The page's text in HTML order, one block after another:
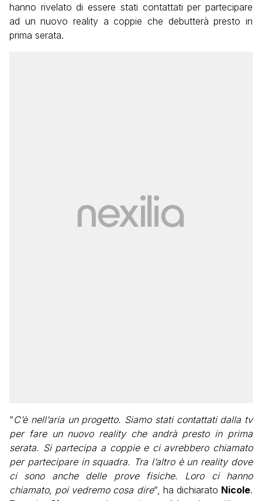
hanno rivelato di essere stati contattati per partecipare
ad un nuovo reality a coppie che debutterà presto in
prima serata.
“C’è nell’aria un progetto. Siamo stati contattati dalla tv
per fare un nuovo reality che andrà presto in prima
serata. Si partecipa a coppie e ci avrebbero chiamato
per partecipare in squadra. Tra l’altro è un reality dove
ci sono anche delle prove fisiche. Loro ci hanno
chiamato, poi vedremo cosa dire“, ha dichiarato Nicole.